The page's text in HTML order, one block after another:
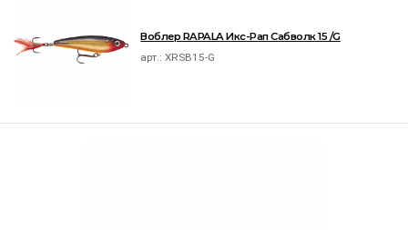
Воблер RAPALA Икс-Рап Сабволк 15 /G
арт.:XRSB15-G